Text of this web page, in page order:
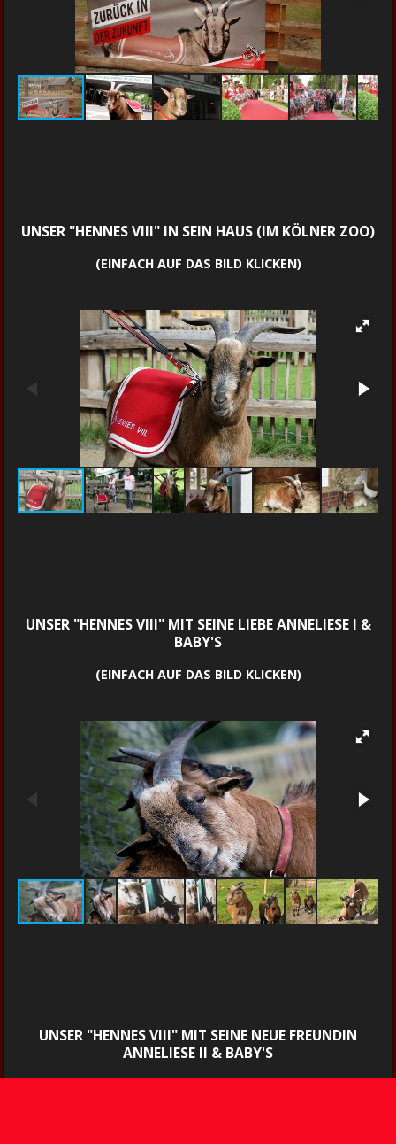
UNSER "HENNES VIII" IN SEIN HAUS (IM KÖLNER ZOO)
(EINFACH AUF DAS BILD KLICKEN)
UNSER "HENNES VIII" MIT SEINE LIEBE ANNELIESE I &
BABY'S
(EINFACH AUF DAS BILD KLICKEN)
UNSER "HENNES VIII" MIT SEINE NEUE FREUNDIN
ANNELIESE II & BABY'S